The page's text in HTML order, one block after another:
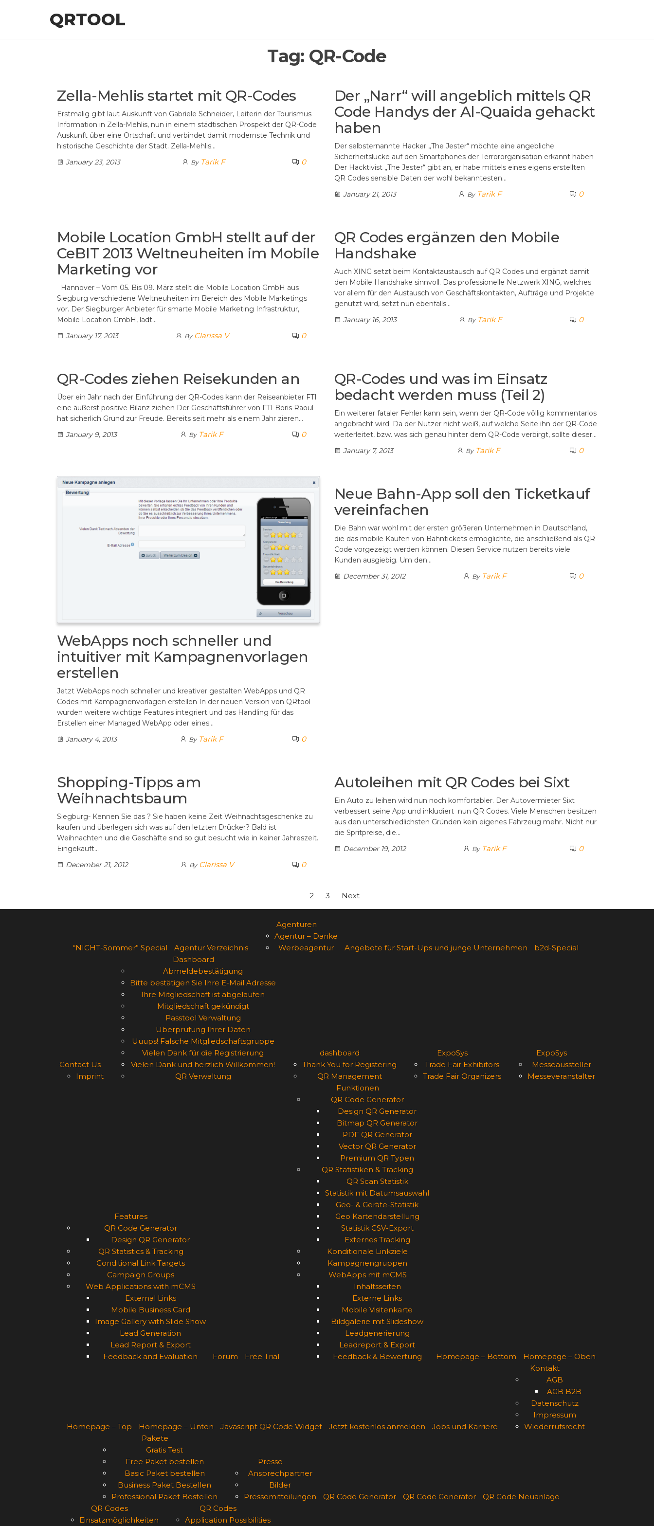
QRTOOL
Tag: QR-Code
Zella-Mehlis startet mit QR-Codes
Erstmalig gibt laut Auskunft von Gabriele Schneider, Leiterin der Tourismus
Information in Zella-Mehlis, nun in einem städtischen Prospekt der QR-Code
Auskunft über eine Ortschaft und verbindet damit modernste Technik und
historische Geschichte der Stadt. Zella-Mehlis…
January 23, 2013
By Tarik F 0
Der „Narr“ will angeblich mittels QR
Code Handys der Al-Quaida gehackt
haben
Der selbsternannte Hacker „The Jester“ möchte eine angebliche
Sicherheitslücke auf den Smartphones der Terrororganisation erkannt haben
Der Hacktivist „The Jester“ gibt an, er habe mittels eines eigens erstellten
QR Codes sensible Daten der wohl bekanntesten…
January 21, 2013
By Tarik F 0
Mobile Location GmbH stellt auf der
CeBIT 2013 Weltneuheiten im Mobile
Marketing vor
Hannover – Vom 05. Bis 09. März stellt die Mobile Location GmbH aus
Siegburg verschiedene Weltneuheiten im Bereich des Mobile Marketings
vor. Der Siegburger Anbieter für smarte Mobile Marketing Infrastruktur,
Mobile Location GmbH, lädt…
January 17, 2013
By Clarissa V 0
QR Codes ergänzen den Mobile
Handshake
Auch XING setzt beim Kontaktaustausch auf QR Codes und ergänzt damit
den Mobile Handshake sinnvoll. Das professionelle Netzwerk XING, welches
vor allem für den Austausch von Geschäftskontakten, Aufträge und Projekte
genutzt wird, setzt nun ebenfalls…
January 16, 2013
By Tarik F 0
QR-Codes ziehen Reisekunden an
Über ein Jahr nach der Einführung der QR-Codes kann der Reiseanbieter FTI
eine äußerst positive Bilanz ziehen Der Geschäftsführer von FTI Boris Raoul
hat sicherlich Grund zur Freude. Bereits seit mehr als einem Jahr zieren…
January 9, 2013
By Tarik F 0
QR-Codes und was im Einsatz
bedacht werden muss (Teil 2)
Ein weiterer fataler Fehler kann sein, wenn der QR-Code völlig kommentarlos
angebracht wird. Da der Nutzer nicht weiß, auf welche Seite ihn der QR-Code
weiterleitet, bzw. was sich genau hinter dem QR-Code verbirgt, sollte dieser…
January 7, 2013
By Tarik F 0
WebApps noch schneller und
intuitiver mit Kampagnenvorlagen
erstellen
Jetzt WebApps noch schneller und kreativer gestalten WebApps und QR
Codes mit Kampagnenvorlagen erstellen In der neuen Version von QRtool
wurden weitere wichtige Features integriert und das Handling für das
Erstellen einer Managed WebApp oder eines…
January 4, 2013
By Tarik F 0
Neue Bahn-App soll den Ticketkauf
vereinfachen
Die Bahn war wohl mit der ersten größeren Unternehmen in Deutschland,
die das mobile Kaufen von Bahntickets ermöglichte, die anschließend als QR
Code vorgezeigt werden können. Diesen Service nutzen bereits viele
Kunden ausgiebig. Um den…
December 31, 2012
By Tarik F 0
Shopping-Tipps am
Weihnachtsbaum
Siegburg- Kennen Sie das ? Sie haben keine Zeit Weihnachtsgeschenke zu
kaufen und überlegen sich was auf den letzten Drücker? Bald ist
Weihnachten und die Geschäfte sind so gut besucht wie in keiner Jahreszeit.
Eingekauft…
December 21, 2012
By Clarissa V 0
Autoleihen mit QR Codes bei Sixt
Ein Auto zu leihen wird nun noch komfortabler. Der Autovermieter Sixt
verbessert seine App und inkludiert nun QR Codes. Viele Menschen besitzen
aus den unterschiedlichsten Gründen kein eigenes Fahrzeug mehr. Nicht nur
die Spritpreise, die…
December 19, 2012
By Tarik F 0
pagination
2 3 Next
“NICHT-Sommer” Special Agentur Verzeichnis
Agenturen
Agentur – Danke
Werbeagentur
Angebote für Start-Ups und junge Unternehmen b2d-Special
Contact Us
Imprint
Dashboard
Abmeldebestätigung
Bitte bestätigen Sie Ihre E-Mail Adresse
Ihre Mitgliedschaft ist abgelaufen
Mitgliedschaft gekündigt
Passtool Verwaltung
Überprüfung Ihrer Daten
Uuups! Falsche Mitgliedschaftsgruppe
Vielen Dank für die Registrierung
Vielen Dank und herzlich Willkommen!
QR Verwaltung
dashboard
Thank You for Registering
QR Management
ExpoSys
Trade Fair Exhibitors
Trade Fair Organizers
ExpoSys
Messeaussteller
Messeveranstalter
Features
QR Code Generator
Design QR Generator
QR Statistics & Tracking
Conditional Link Targets
Campaign Groups
Web Applications with mCMS
External Links
Mobile Business Card
Image Gallery with Slide Show
Lead Generation
Lead Report & Export
Feedback and Evaluation
Forum Free Trial
Funktionen
QR Code Generator
Design QR Generator
Bitmap QR Generator
PDF QR Generator
Vector QR Generator
Premium QR Typen
QR Statistiken & Tracking
QR Scan Statistik
Statistik mit Datumsauswahl
Geo- & Geräte-Statistik
Geo Kartendarstellung
Statistik CSV-Export
Externes Tracking
Konditionale Linkziele
Kampagnengruppen
WebApps mit mCMS
Inhaltsseiten
Externe Links
Mobile Visitenkarte
Bildgalerie mit Slideshow
Leadgenerierung
Leadreport & Export
Feedback & Bewertung
Homepage – Bottom Homepage – Oben
Homepage – Top Homepage – Unten Javascript QR Code Widget Jetzt kostenlos anmelden Jobs und Karriere
Kontakt
AGB
AGB B2B
Datenschutz
Impressum
Wiederrufsrecht
Pakete
Gratis Test
Free Paket bestellen
Basic Paket bestellen
Business Paket Bestellen
Professional Paket Bestellen
Presse
Ansprechpartner
Bilder
Pressemitteilungen
QR Code Generator QR Code Generator
QR Code Neuanlage
QR Codes
Einsatzmöglichkeiten
QR Codes
Application Possibilities